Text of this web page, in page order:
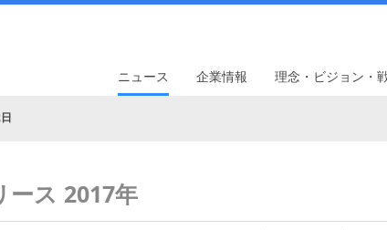
ニュース 企業情報 理念・ビジョン・
ース 2017年